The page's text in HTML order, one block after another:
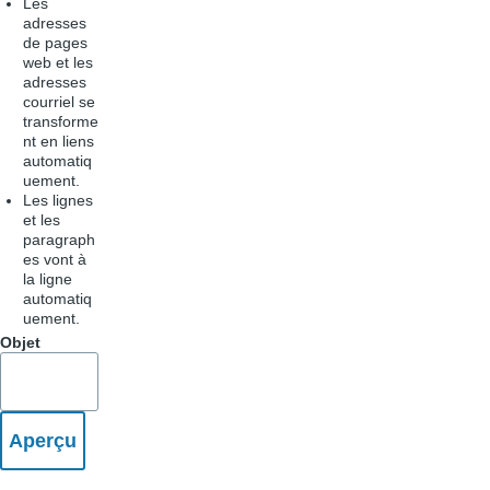
adresses
de pages
web et les
adresses
courriel se
transforme
nt en liens
automatiq
uement.
Les lignes
et les
paragraph
es vont à
la ligne
automatiq
uement.
Objet